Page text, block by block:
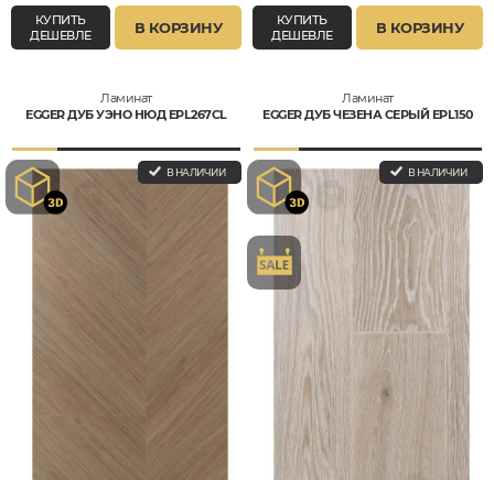
КУПИТЬ
ДЕШЕВЛЕ
В КОРЗИНУ
КУПИТЬ
ДЕШЕВЛЕ
В КОРЗИНУ
Ламинат
EGGER ДУБ УЭНО НЮД EPL267CL
В НАЛИЧИИ
Ламинат
EGGER ДУБ ЧЕЗЕНА СЕРЫЙ EPL150
В НАЛИЧИИ